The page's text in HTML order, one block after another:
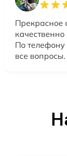
Прекрасное
По телефону
все